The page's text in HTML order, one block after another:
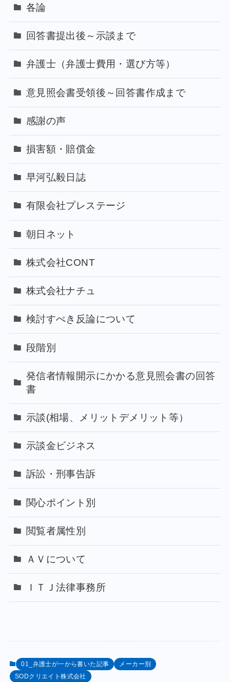
各論
回答書提出後～示談まで
弁護士（弁護士費用・選び方等）
意見照会書受領後～回答書作成まで
感謝の声
損害額・賠償金
早河弘毅日誌
有限会社プレステージ
朝日ネット
株式会社CONT
株式会社ナチュ
検討すべき反論について
段階別
発信者情報開示にかかる意見照会書の回答
書
示談(相場、メリットデメリット等）
示談金ビジネス
訴訟・刑事告訴
関心ポイント別
閲覧者属性別
ＡＶについて
ＩＴＪ法律事務所
01_弁護士が一から書いた記事
メーカー別
SODクリエイト株式会社